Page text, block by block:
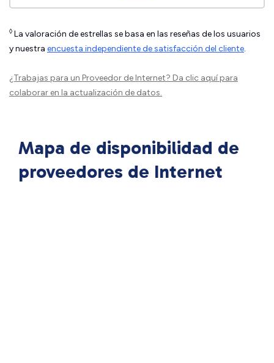
◊ La valoración de estrellas se basa en las reseñas de los usuarios
y nuestra encuesta independiente de satisfacción del cliente.
¿Trabajas para un Proveedor de Internet? Da clic aquípara
colaborar en la actualización de datos.
Mapa de disponibilidad de
proveedores de Internet